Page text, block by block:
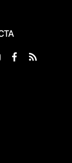
Facebook
RSS